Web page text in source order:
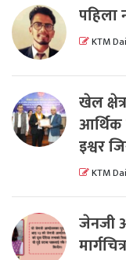
पहिला
KTM
खेल
आर्थिक
इश्वर
KTM
जेनजी
मार्गचित्र